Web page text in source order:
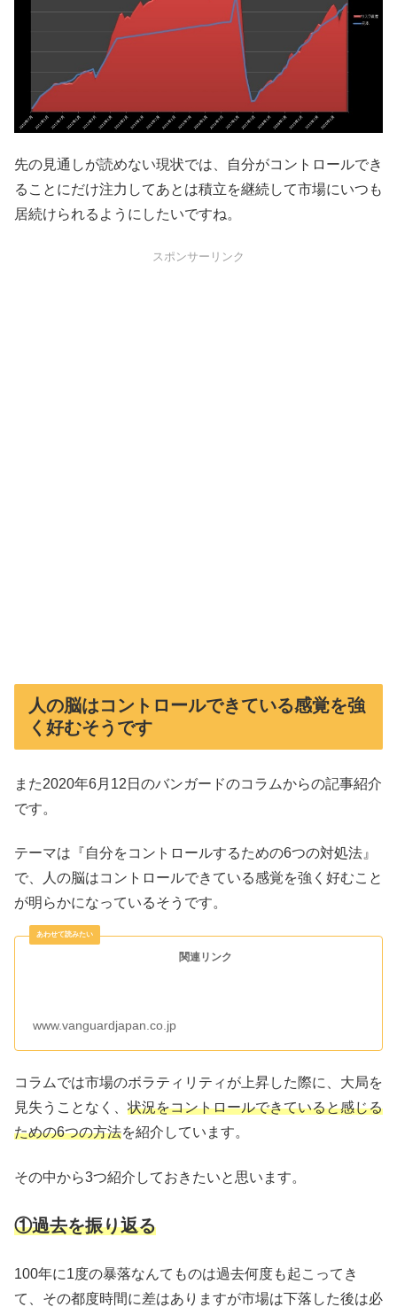
先の見通しが読めない現状では、自分がコントロールでき
ることにだけ注力してあとは積立を継続して市場にいつも
居続けられるようにしたいですね。
スポンサーリンク
人の脳はコントロールできている感覚を強
く好むそうです
また2020年6月12日のバンガードのコラムからの記事紹介
です。
テーマは『自分をコントロールするための6つの対処法』
で、人の脳はコントロールできている感覚を強く好むこと
が明らかになっているそうです。
関連リンク
www.vanguardjapan.co.jp
コラムでは市場のボラティリティが上昇した際に、大局を
見失うことなく、 状況をコントロールできていると感じる
ための6つの方法を紹介しています。
その中から3つ紹介しておきたいと思います。
①過去を振り返る
100年に1度の暴落なんてものは過去何度も起こってき
て、その都度時間に差はありますが市場は下落した後は必